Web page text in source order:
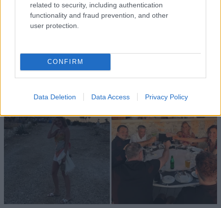
related to security, including authentication
functionality and fraud prevention, and other
user protection.
CONFIRM
Data Deletion Data Access Privacy Policy